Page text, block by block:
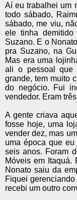
Aí eu trabalhei um
todo sábado,
sábado, me viu,
ele tinha
Suzano. E o
pra Suzano, na
Mas era uma
ali o pessoal que
grande, tem muito
do negócio. Fui
vendedor. Eram
A gente criava
fosse hoje, uma
vender dez, mas
uma época que
seis anos. Foram
Móveis em Itaquá.
Nonato saiu da
Fiquei
recebi um outro